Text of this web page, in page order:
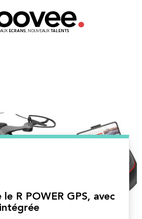
ECRANS, NOUVEAUX TALENTS
le R POWER GPS, avec